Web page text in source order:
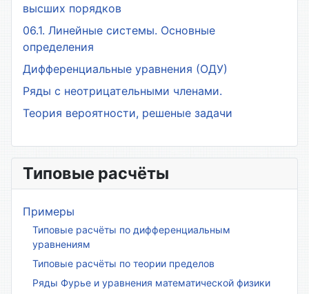
высших порядков
06.1. Линейные системы. Основные
определения
Дифференциальные уравнения (ОДУ)
Ряды с неотрицательными членами.
Теория вероятности, решеные задачи
Типовые расчёты
Примеры
Типовые расчёты по дифференциальным
уравнениям
Типовые расчёты по теории пределов
Ряды Фурье и уравнения математической физики